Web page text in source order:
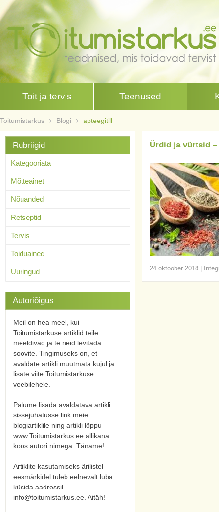
Toit ja tervis Teenused
Toitumistarkus Blogi apteegitill
Ürdid ja vürtsid
24 oktoober 2018
Rubriigid
Kategooriata
Mõtteainet
Nõuanded
Retseptid
Tervis
Toiduained
Uuringud
Autoriõigus
Meil on hea meel, kui
Toitumistarkuse artiklid teile
meeldivad ja te neid levitada
soovite. Tingimuseks on, et
avaldate artikli muutmata kujul ja
lisate viite Toitumistarkuse
veebilehele.
Palume lisada avaldatava artikli
sissejuhatusse link meie
blogiartiklile ning artikli lõppu
www.Toitumistarkus.ee allikana
koos autori nimega. Täname!
Artiklite kasutamiseks ärilistel
eesmärkidel tuleb eelnevalt luba
küsida aadressil
info@toitumistarkus.ee. Aitäh!